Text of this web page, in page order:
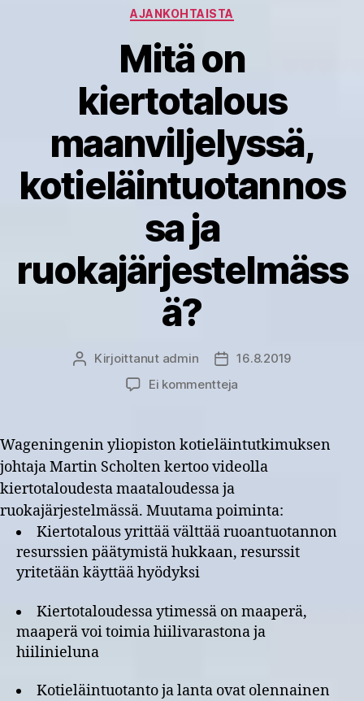
Kategoriat
AJANKOHTAISTA
Mitä on
kiertotalous
maanviljelyssä,
kotieläintuotannos
sa ja
ruokajärjestelmäss
ä?
Kirjoittaja
Kirjoittanut admin Julkaisupäivämäärä
16.8.2019
Ei kommentteja
kiertotalous
maanviljelyssä,
kotieläintuotannossa
ruokajärjestelmässä?
Wageningenin yliopiston kotieläintutkimuksen
johtaja Martin Scholten kertoo videolla
kiertotaloudesta maataloudessa ja
ruokajärjestelmässä. Muutama poiminta:
Kiertotalous yrittää välttää ruoantuotannon
resurssien päätymistä hukkaan, resurssit
yritetään käyttää hyödyksi
Kiertotaloudessa ytimessä on maaperä,
maaperä voi toimia hiilivarastona ja
hiilinieluna
Kotieläintuotanto ja lanta ovat olennainen